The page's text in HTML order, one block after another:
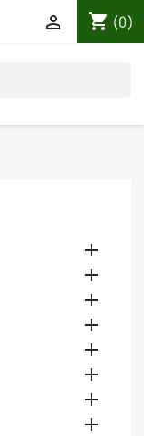
shopping_cart (0)








